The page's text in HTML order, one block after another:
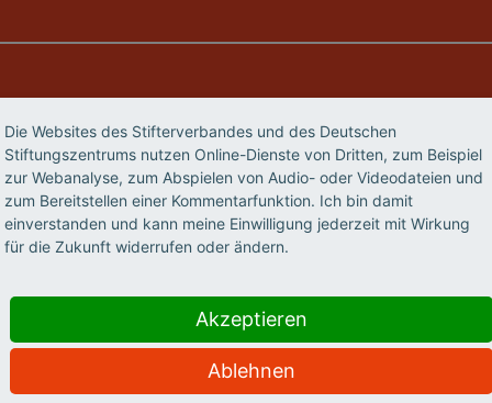
ARTIKEL ZU DEM THEMA
Die Websites des Stifterverbandes und des Deutschen
Stiftungszentrums nutzen Online-Dienste von Dritten, zum Beispiel
zur Webanalyse, zum Abspielen von Audio- oder Videodateien und
zum Bereitstellen einer Kommentarfunktion. Ich bin damit
einverstanden und kann meine Einwilligung jederzeit mit Wirkung
für die Zukunft widerrufen oder ändern.
Akzeptieren
Ablehnen